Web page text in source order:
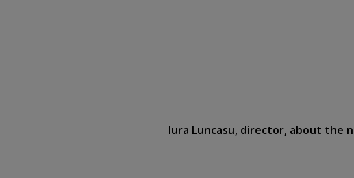
Iura Luncasu, director, about the